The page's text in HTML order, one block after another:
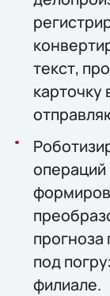
текст,
карточку
под
филиале.